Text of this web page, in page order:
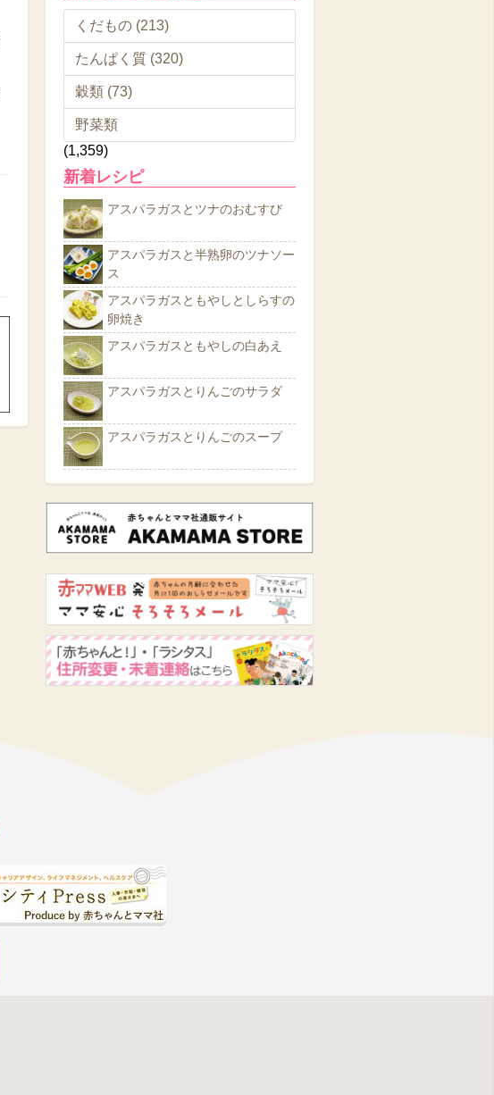
くだもの (213)
たんぱく質 (320)
穀類 (73)
野菜類
(1,359)
新着レシピ
アスパラガスとツナのおむすび
アスパラガスと半熟卵のツナソー
ス
アスパラガスともやしとしらすの
卵焼き
アスパラガスともやしの白あえ
アスパラガスとりんごのサラダ
アスパラガスとりんごのスープ